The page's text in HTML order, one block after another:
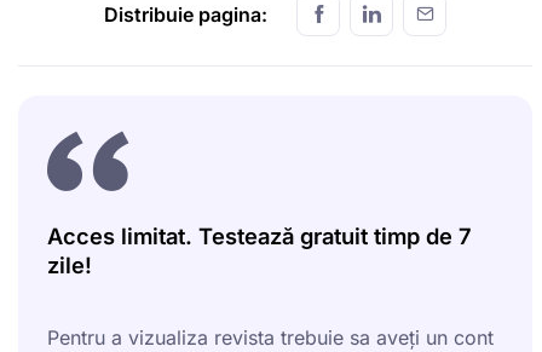
Distribuie pagina:
Acces limitat. Testează gratuit timp de 7
zile!
Pentru a vizualiza revista trebuie sa aveți un cont